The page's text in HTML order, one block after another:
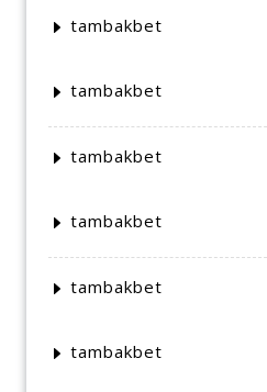
tambakbet
tambakbet
tambakbet
tambakbet
tambakbet
tambakbet